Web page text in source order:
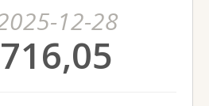
12-28